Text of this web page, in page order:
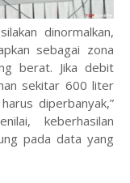
dinormalkan,
sebagai zona
berat. Jika debit
sekitar 600 liter
diperbanyak,”
keberhasilan
pada data yang